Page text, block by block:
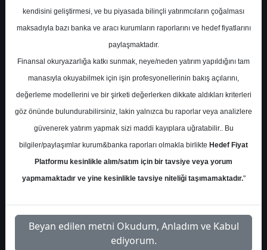
En Yüksek Tahmin
Ortalama Fiyat Tahmini
Ortalama Getiri Potansiyeli
Kurum Sayısı
8
4
Paralel
Get.
2
Üstü Get.
1
Yok
1
Çarşamba, 05 Mart 2025
kendisini geliştirmesi, ve bu piyasada bilinçli yatırımcıların çoğalması
maksadıyla bazı banka ve aracı kurumların raporlarını ve hedef fiyatlarını
paylaşmaktadır.
Finansal okuryazarlığa katkı sunmak, neye/neden yatırım yapıldığını tam
manasıyla okuyabilmek için işin profesyonellerinin bakış açılarını,
değerleme modellerini ve bir şirketi değerlerken dikkate aldıkları kriterleri
göz önünde bulundurabilirsiniz, lakin yalnızca bu raporlar veya analizlere
güvenerek yatırım yapmak sizi maddi kayıplara uğratabilir.. Bu
bilgiler/paylaşımlar kurum&banka raporları olmakla birlikte Hedef Fiyat
Platformu kesinlikle alım/satım için bir tavsiye veya yorum
yapmamaktadır ve yine kesinlikle tavsiye niteliği taşımamaktadır."
Beyan edilen metni Okudum, Anladım ve Kabul
ediyorum.